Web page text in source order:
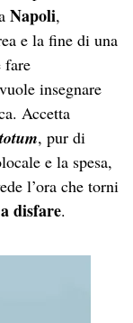
Napoli,
e la fine di una
fare
insegnare
Accetta
, pur di
e la spesa,
l’ora che torni
disfare.